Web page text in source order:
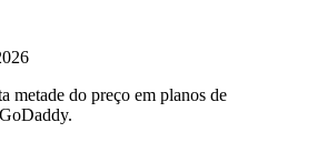
metade do preço em planos de